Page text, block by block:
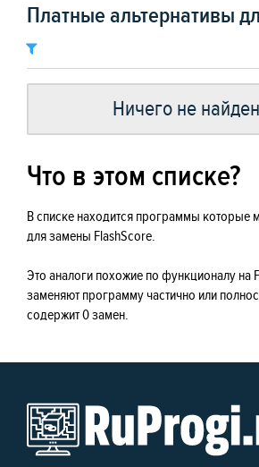
Платные альтернативы
Ничего не
Что в этом списке?
В списке находится программы которые
для замены FlashScore.
Это аналоги похожие по функционалу на
заменяют программу частично или
содержит 0 замен.